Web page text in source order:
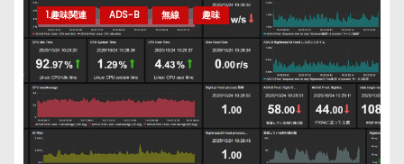
1.趣味関連 ADS-B 無線 趣味